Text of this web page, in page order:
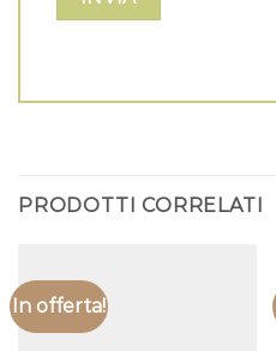
PRODOTTI CORRELATI
In offerta!